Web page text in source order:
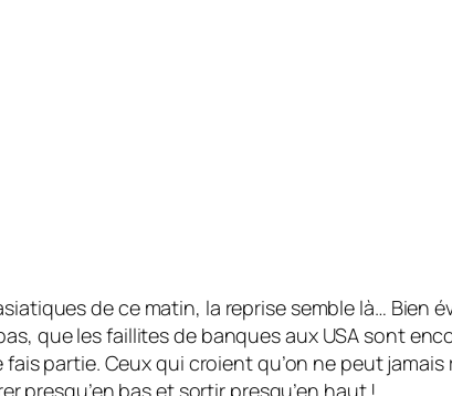
de ce matin, la reprise semble là… Bien
que les faillites de banques aux USA sont
partie. Ceux qui croient qu’on ne peut